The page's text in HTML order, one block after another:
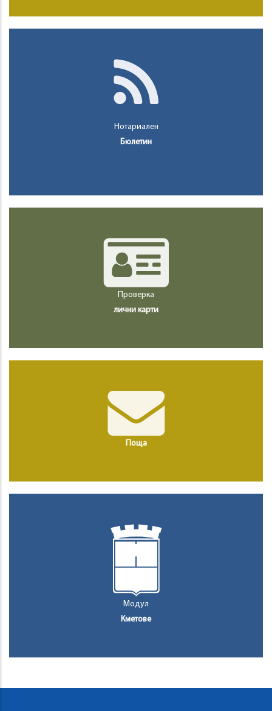
Нотариален
Бюлетин
Проверка
лични карти
Поща
Модул
Кметове